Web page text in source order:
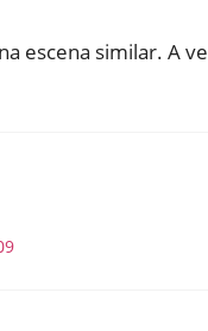
escena similar. A